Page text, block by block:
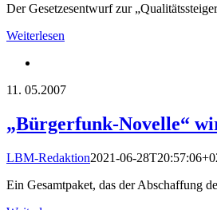
Der Gesetzesentwurf zur
Weiterlesen
11. 05.2007
„Bürgerfunk-Novelle“
LBM-Redaktion2021-06-
Ein Gesamtpaket, das der Abschaffung